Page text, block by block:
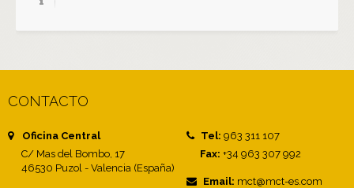
CONTACTO
Oficina Central
C/ Mas del Bombo, 17
46530 Puzol - Valencia (España)
Tel: 963 311 107
Fax: +34 963 307 992
Email: mct@mct-es.com